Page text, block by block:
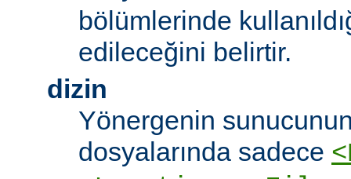
bölümlerinde
edileceğini belirtir.
dizin
Yönergenin
dosyalarında sadece